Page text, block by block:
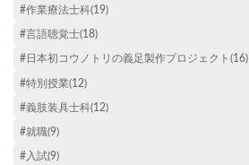
#作業療法士科(19)
#言語聴覚士(18)
#日本初コウノトリの義足製作プロジェクト(16)
#特別授業(12)
#義肢装具士科(12)
#就職(9)
#入試(9)